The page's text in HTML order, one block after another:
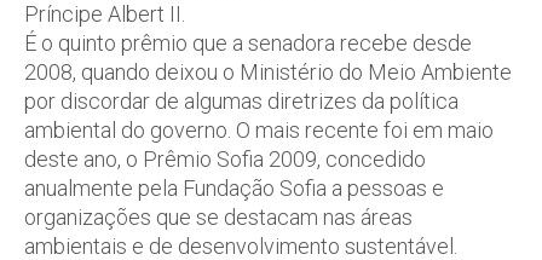
Príncipe Albert II.
É o quinto prêmio que a senadora recebe desde
2008, quando deixou o Ministério do Meio Ambiente
por discordar de algumas diretrizes da política
ambiental do governo. O mais recente foi em maio
deste ano, o Prêmio Sofia 2009, concedido
anualmente pela Fundação Sofia a pessoas e
organizações que se destacam nas áreas
ambientais e de desenvolvimento sustentável.